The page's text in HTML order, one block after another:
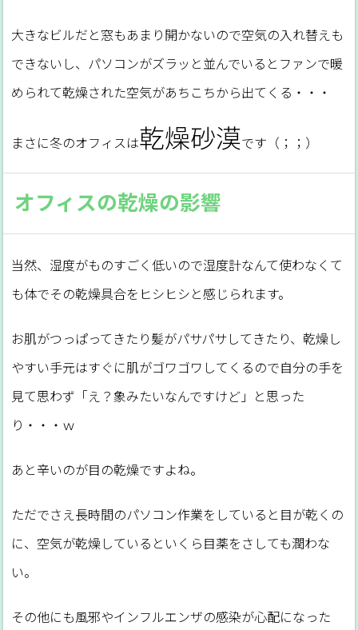
大きなビルだと窓もあまり開かないので空気の入れ替えも
できないし、パソコンがズラッと並んでいるとファンで暖
められて乾燥された空気があちこちから出てくる・・・
まさに冬のオフィスは乾燥砂漠です（；；）
オフィスの乾燥の影響
当然、湿度がものすごく低いので湿度計なんて使わなくて
も体でその乾燥具合をヒシヒシと感じられます。
お肌がつっぱってきたり髪がパサパサしてきたり、乾燥し
やすい手元はすぐに肌がゴワゴワしてくるので自分の手を
見て思わず「え？象みたいなんですけど」と思った
り・・・ｗ
あと辛いのが目の乾燥ですよね。
ただでさえ長時間のパソコン作業をしていると目が乾くの
に、空気が乾燥しているといくら目薬をさしても潤わな
い。
その他にも風邪やインフルエンザの感染が心配になった